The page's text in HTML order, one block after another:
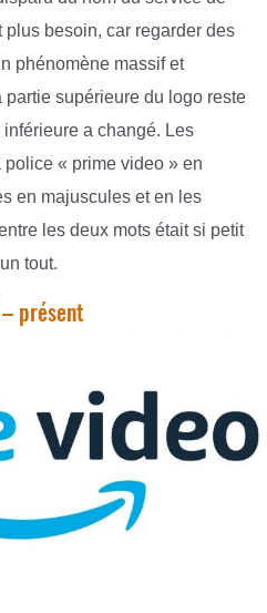
plus besoin, car regarder des
phénomène massif et
supérieure du logo reste
inférieure a changé. Les
« prime video » en
en majuscules et en les
les deux mots était si petit
tout.
présent